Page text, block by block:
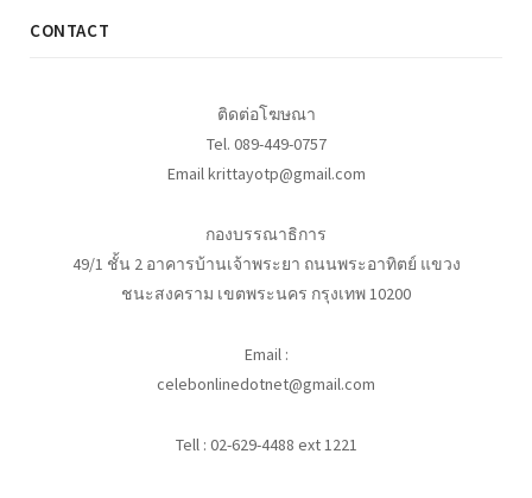
CONTACT
ติดต่อโฆษณา
Tel. 089-449-0757
Email krittayotp@gmail.com
กองบรรณาธิการ
49/1 ชั้น 2 อาคารบ้านเจ้าพระยา ถนนพระอาทิตย์ แขวง
ชนะสงคราม เขตพระนคร กรุงเทพ 10200
Email :
celebonlinedotnet@gmail.com
Tell : 02-629-4488 ext 1221